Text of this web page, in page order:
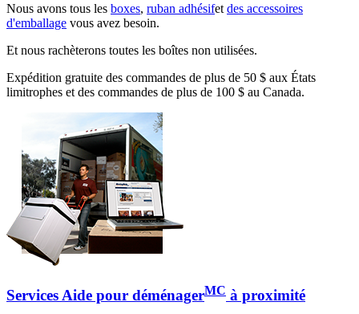
Nous avons tous les boxes, ruban adhésifet des accessoires
d'emballage vous avez besoin.
Et nous rachèterons toutes les boîtes non utilisées.
Expédition gratuite des commandes de plus de 50 $ aux États
limitrophes et des commandes de plus de 100 $ au Canada.
Services Aide pour déménagerMC à proximité